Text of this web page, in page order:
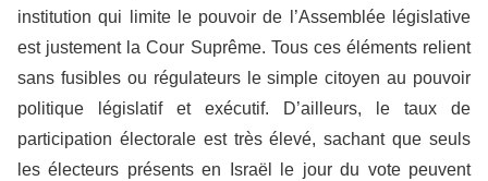
institution qui limite le pouvoir de l’Assemblée législative
est justement la Cour Suprême. Tous ces éléments relient
sans fusibles ou régulateurs le simple citoyen au pouvoir
politique législatif et exécutif. D’ailleurs, le taux de
participation électorale est très élevé, sachant que seuls
les électeurs présents en Israël le jour du vote peuvent